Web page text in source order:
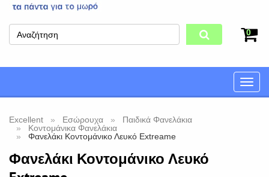
0
Toggle
Excellent Εσώρουχα
Παιδικά Φανελάκια
Κοντομάνικα Φανελάκια
Φανελάκι Κοντομάνικο Λευκό Extreame
Φανελάκι Κοντομάνικο Λευκό